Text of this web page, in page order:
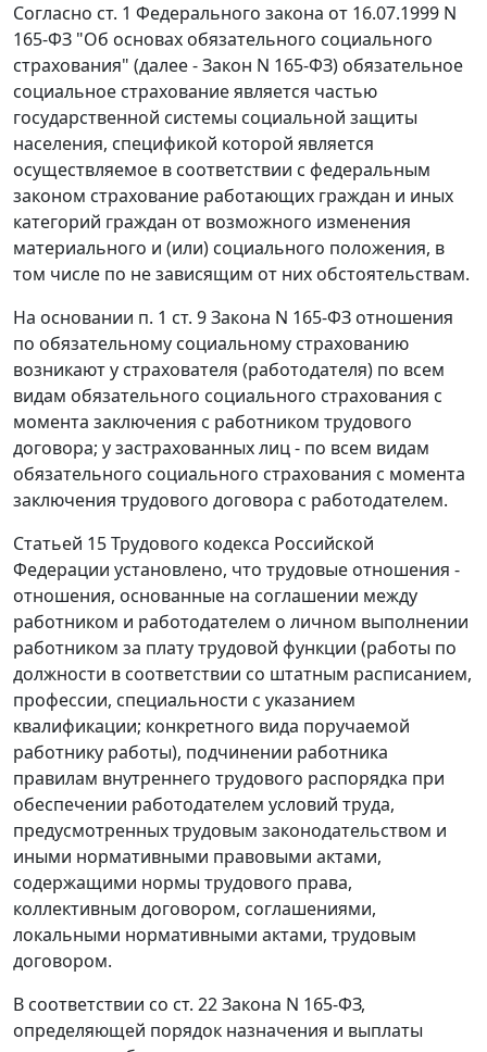
Согласно ст. 1 Федерального закона от 16.07.1999 N
165-ФЗ "Об основах обязательного социального
страхования" (далее - Закон N 165-ФЗ) обязательное
социальное страхование является частью
государственной системы социальной защиты
населения, спецификой которой является
осуществляемое в соответствии с федеральным
законом страхование работающих граждан и иных
категорий граждан от возможного изменения
материального и (или) социального положения, в
том числе по не зависящим от них обстоятельствам.
На основании п. 1 ст. 9Закона N 165-ФЗ отношения
по обязательному социальному страхованию
возникают у страхователя (работодателя) по всем
видам обязательного социального страхования с
момента заключения с работником трудового
договора; у застрахованных лиц - по всем видам
обязательного социального страхования с момента
заключения трудового договора с работодателем.
Статьей 15Трудового кодекса Российской
Федерации установлено, что трудовые отношения -
отношения, основанные на соглашении между
работником и работодателем о личном выполнении
работником за плату трудовой функции (работы по
должности в соответствии со штатным расписанием,
профессии, специальности с указанием
квалификации; конкретного вида поручаемой
работнику работы), подчинении работника
правилам внутреннего трудового распорядка при
обеспечении работодателем условий труда,
предусмотренных трудовым законодательством и
иными нормативными правовыми актами,
содержащими нормы трудового права,
коллективным договором, соглашениями,
локальными нормативными актами, трудовым
договором.
В соответствии со ст. 22Закона N 165-ФЗ,
определяющей порядок назначения и выплаты